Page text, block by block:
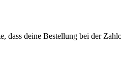
deine Bestellung bei der